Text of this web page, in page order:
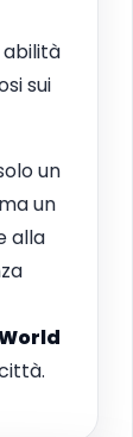
sui
un
un
alla